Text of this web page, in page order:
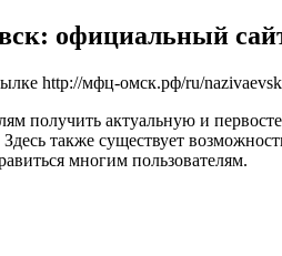
официальный
http://мфц-омск.рф/ru/
получить актуальную и
также существует
многим пользователям.